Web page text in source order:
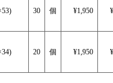
30 個 ¥1,950
20 個 ¥1,950